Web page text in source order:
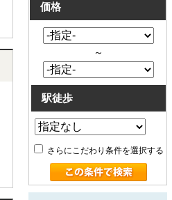
価格
～
駅徒歩
さらにこだわり条件を選択する